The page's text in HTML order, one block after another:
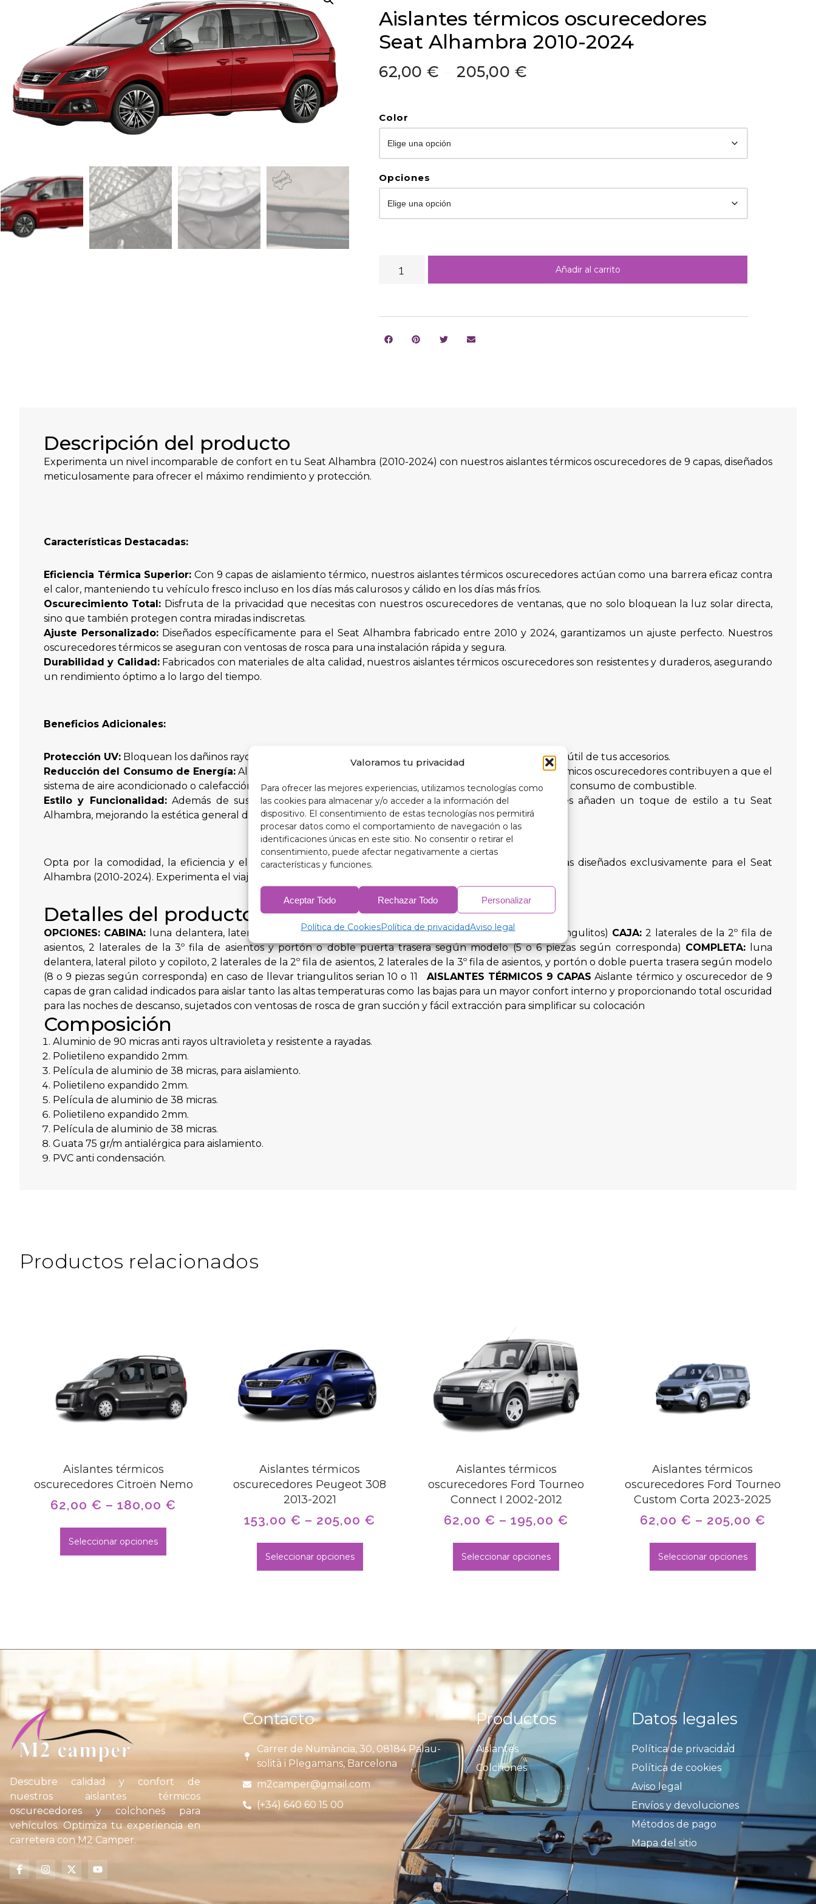
Valoramos tu privacidad
Para ofrecer las mejores experiencias, utilizamos tecnologías como
las cookies para almacenar y/o acceder a la información del
dispositivo. El consentimiento de estas tecnologías nos permitirá
procesar datos como el comportamiento de navegación o las
identificaciones únicas en este sitio. No consentir o retirar el
consentimiento, puede afectar negativamente a ciertas
características y funciones.
Aceptar Todo Rechazar Todo Personalizar
Política de CookiesPolítica de privacidadAviso legal
Aislantes térmicos oscurecedores
Seat Alhambra 2010-2024
62,00 € 205,00 €
Color
Opciones
Añadir al carrito
Descripción del producto
Experimenta un nivel incomparable de confort en tu Seat Alhambra (2010-2024) con nuestros aislantes térmicos oscurecedores de 9 capas, diseñados
meticulosamente para ofrecer el máximo rendimiento y protección.
Características Destacadas:
Eficiencia Térmica Superior: Con 9 capas de aislamiento térmico, nuestros aislantes térmicos oscurecedores actúan como una barrera eficaz contra
el calor, manteniendo tu vehículo fresco incluso en los días más calurosos y cálido en los días más fríos.
Oscurecimiento Total: Disfruta de la privacidad que necesitas con nuestros oscurecedores de ventanas, que no solo bloquean la luz solar directa,
sino que también protegen contra miradas indiscretas.
Ajuste Personalizado: Diseñados específicamente para el Seat Alhambra fabricado entre 2010 y 2024, garantizamos un ajuste perfecto. Nuestros
oscurecedores térmicos se aseguran con ventosas de rosca para una instalación rápida y segura.
Durabilidad y Calidad:Fabricados con materiales de alta calidad, nuestros aislantes térmicos oscurecedores son resistentes y duraderos, asegurando
un rendimiento óptimo a lo largo del tiempo.
Beneficios Adicionales:
Protección UV: Bloquean los dañinos rayos UV para proteger el interior de tu automóvil y prolongar la vida útil de tus accesorios.
Reducción del Consumo de Energía: Al mantener una temperatura interior más óptima, tus aislantes térmicos oscurecedores contribuyen a que el
sistema de aire acondicionado o calefacción trabaje de manera más eficiente, lo que se traduce en un menor consumo de combustible.
Estilo y Funcionalidad:Además de sus beneficios prácticos, nuestros aislantes térmicos oscurecedores añaden un toque de estilo a tu Seat
Alhambra, mejorando la estética general del vehículo.
Opta por la comodidad, la eficiencia y el estilo con nuestros aislantes térmicos oscurecedores de 9 capas diseñados exclusivamente para el Seat
Alhambra (2010-2024). Experimenta el viaje perfecto en todas las estaciones.
Detalles del producto
OPCIONES: CABINA:luna delantera, lateral piloto y copiloto (3 piezas) (5 piezas en caso de que lleve triangulitos) CAJA: 2 laterales de la 2º fila de
asientos, 2 laterales de la 3º fila de asientos y portón o doble puerta trasera según modelo (5 o 6 piezas según corresponda) COMPLETA:luna
delantera, lateral piloto y copiloto, 2 laterales de la 2º fila de asientos, 2 laterales de la 3º fila de asientos, y portón o doble puerta trasera según modelo
(8 o 9 piezas según corresponda) en caso de llevar triangulitos serian 10 o 11 AISLANTES TÉRMICOS 9 CAPAS Aislante térmico y oscurecedor de 9
capas de gran calidad indicados para aislar tanto las altas temperaturas como las bajas para un mayor confort interno y proporcionando total oscuridad
para las noches de descanso, sujetados con ventosas de rosca de gran succión y fácil extracción para simplificar su colocación
Composición
Aluminio de 90 micras anti rayos ultravioleta y resistente a rayadas.
Polietileno expandido 2mm.
Película de aluminio de 38 micras, para aislamiento.
Polietileno expandido 2mm.
Película de aluminio de 38 micras.
Polietileno expandido 2mm.
Película de aluminio de 38 micras.
Guata 75 gr/m antialérgica para aislamiento.
PVC anti condensación.
Productos relacionados
Aislantes térmicos
oscurecedores Citroën Nemo
62,00 € – 180,00 €
Seleccionar opciones
Aislantes térmicos
oscurecedores Peugeot 308
2013-2021
153,00 € – 205,00 €
Seleccionar opciones
Aislantes térmicos
oscurecedores Ford Tourneo
Connect I 2002-2012
62,00 € – 195,00 €
Seleccionar opciones
Aislantes térmicos
oscurecedores Ford Tourneo
Custom Corta 2023-2025
62,00 € – 205,00 €
Seleccionar opciones
Descubre calidad y confort de
nuestros aislantes térmicos
oscurecedores y colchones para
vehículos. Optimiza tu experiencia en
carretera con M2 Camper.
Contacto
Carrer de Numància, 30, 08184 Palau-
solità i Plegamans, Barcelona
m2camper@gmail.com
(+34) 640 60 15 00
Productos
Aislantes
Colchones
Datos legales
Política de privacidad
Política de cookies
Aviso legal
Envíos y devoluciones
Métodos de pago
Mapa del sitio